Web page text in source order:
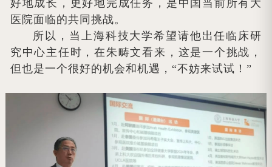
好地成长，更好地完成任务，是中国当前所有大
医院面临的共同挑战。
所以，当上海科技大学希望请他出任临床研
究中心主任时，在朱畴文看来，这是一个挑战，
但也是一个很好的机会和机遇，“不妨来试试！”